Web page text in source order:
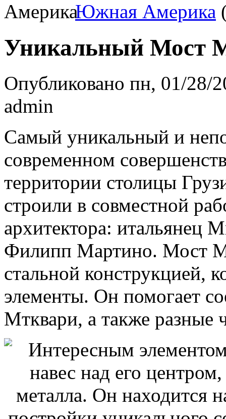
Южная Америка
Уникальный Мост
Опубликовано пн, 01/28/
admin
Самый уникальный и
современном
территории столицы
строили в совместной
архитектора:
Филипп Мартино. Мост
стальной конструкцией,
элементы. Он помогает
Мтквари, а также разные